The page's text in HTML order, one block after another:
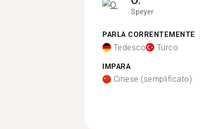
Speyer
PARLA CORRENTEMENTE
Tedesco Turco
IMPARA
Cinese (semplificato)